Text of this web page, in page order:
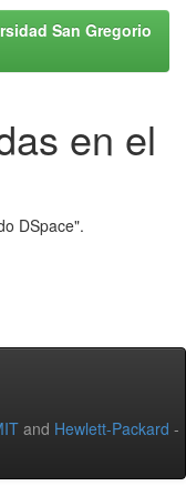
San Gregorio
en el
DSpace".
and Hewlett-Packard -